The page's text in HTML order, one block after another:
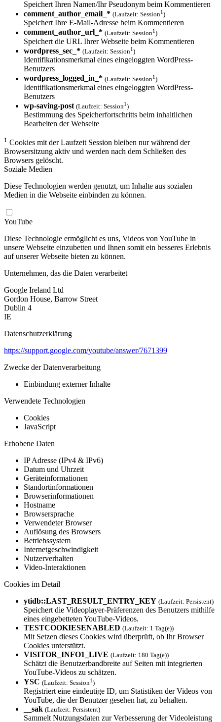
Speichert Ihren Namen/Ihr Pseudonym beim Kommentieren
comment_author_email_* (Laufzeit: Session1)
Speichert Ihre E-Mail-Adresse beim Kommentieren
comment_author_url_* (Laufzeit: Session1)
Speichert die URL Ihrer Webseite beim Kommentieren
wordpress_sec_* (Laufzeit: Session1)
Identifikationsmerkmal eines eingeloggten WordPress-
Benutzers
wordpress_logged_in_* (Laufzeit: Session1)
Identifikationsmerkmal eines eingeloggten WordPress-
Benutzers
wp-saving-post (Laufzeit: Session1)
Bestimmung des Speicherfortschritts beim inhaltlichen
Bearbeiten der Webseite
1 Cookies mit der Laufzeit Session bleiben nur während der
Browsersitzung aktiv und werden nach dem Schließen des
Browsers gelöscht.
Soziale Medien
Diese Technologien werden genutzt, um Inhalte aus sozialen
Medien in die Webseite einbinden zu können.
YouTube
Diese Technologie ermöglicht es uns, Videos von YouTube in
unsere Webseite einzubetten und Ihnen somit ein besseres Erlebnis
auf unserer Webseite bieten zu können.
Unternehmen, das die Daten verarbeitet
Google Ireland Ltd
Gordon House, Barrow Street
Dublin 4
IE
Datenschutzerklärung
https://support.google.com/youtube/answer/7671399
Zwecke der Datenverarbeitung
Einbindung externer Inhalte
Verwendete Technologien
Cookies
JavaScript
Erhobene Daten
IP Adresse (IPv4 & IPv6)
Datum und Uhrzeit
Geräteinformationen
Standortinformationen
Browserinformationen
Hostname
Browsersprache
Verwendeter Browser
Auflösung des Browsers
Betriebssystem
Internetgeschwindigkeit
Nutzerverhalten
Video-Interaktionen
Cookies im Detail
ytidb::LAST_RESULT_ENTRY_KEY (Laufzeit: Persistent)
Speichert die Videoplayer-Präferenzen des Benutzers mithilfe
eines eingebetteten YouTube-Videos.
TESTCOOKIESENAB­LED (Laufzeit: 1 Tag(e))
Mit Setzen dieses Cookies wird überprüft, ob Ihr Browser
Cookies unterstützt.
VISITOR_INFO1_L­IVE (Laufzeit: 180 Tag(e))
Schätzt die Benutzerbandbreite auf Seiten mit integrierten
YouTube-Videos zu schätzen.
YSC (Laufzeit: Session1)
Registriert eine eindeutige ID, um Statistiken der Videos von
YouTube, die der Benutzer gesehen hat, zu behalten.
__sak (Laufzeit: Persistent)
Sammelt Nutzungsdaten zur Verbesserung der Videoleistung